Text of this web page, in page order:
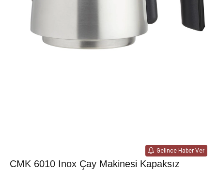
Gelince Haber Ver
CMK 6010 Inox Çay Makinesi Kapaksız